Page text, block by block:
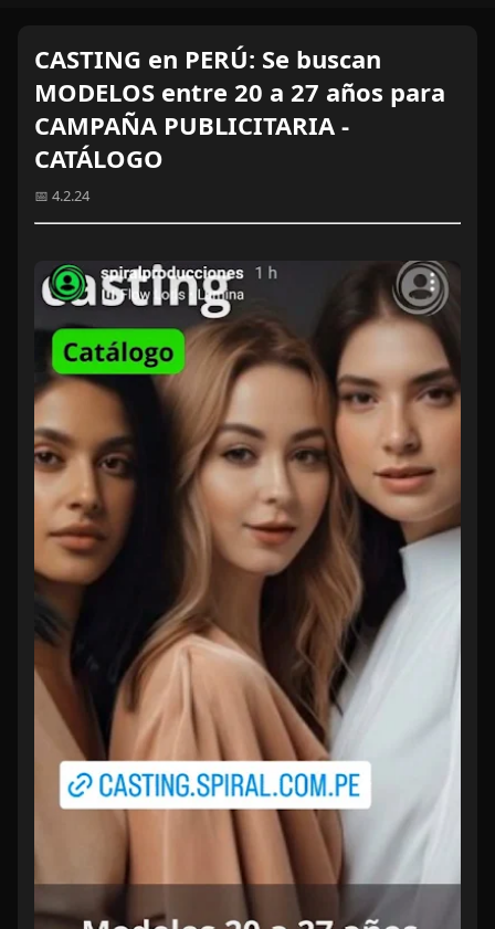
CASTING en PERÚ: Se buscan
MODELOS entre 20 a 27 años para
CAMPAÑA PUBLICITARIA -
CATÁLOGO
📅 4.2.24